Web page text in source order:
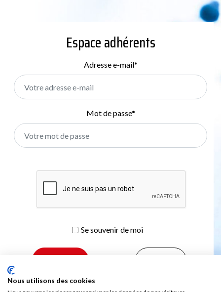
Espace adhérents
Adresse e-mail*
Mot de passe*
Se souvenir de moi
Mot de passe oublié ?
Nous utilisons des cookies